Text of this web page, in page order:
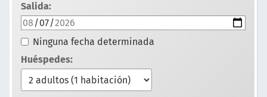
Salida:
Ninguna fecha determinada
Huéspedes: